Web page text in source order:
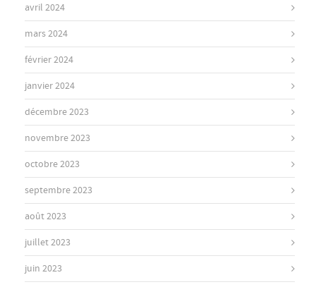
avril 2024
mars 2024
février 2024
janvier 2024
décembre 2023
novembre 2023
octobre 2023
septembre 2023
août 2023
juillet 2023
juin 2023